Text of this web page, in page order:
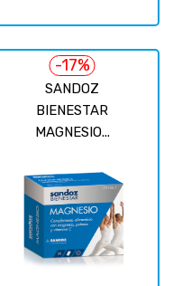
SANDOZ
BIENESTAR
MAGNESIO...
-17%